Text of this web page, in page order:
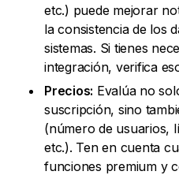
etc.) puede mejorar
la consistencia de los
sistemas. Si tienes
integración, verifica
Precios: Evalúa no
suscripción, sino
(número de usuarios,
etc.). Ten en cuenta
funciones premium y